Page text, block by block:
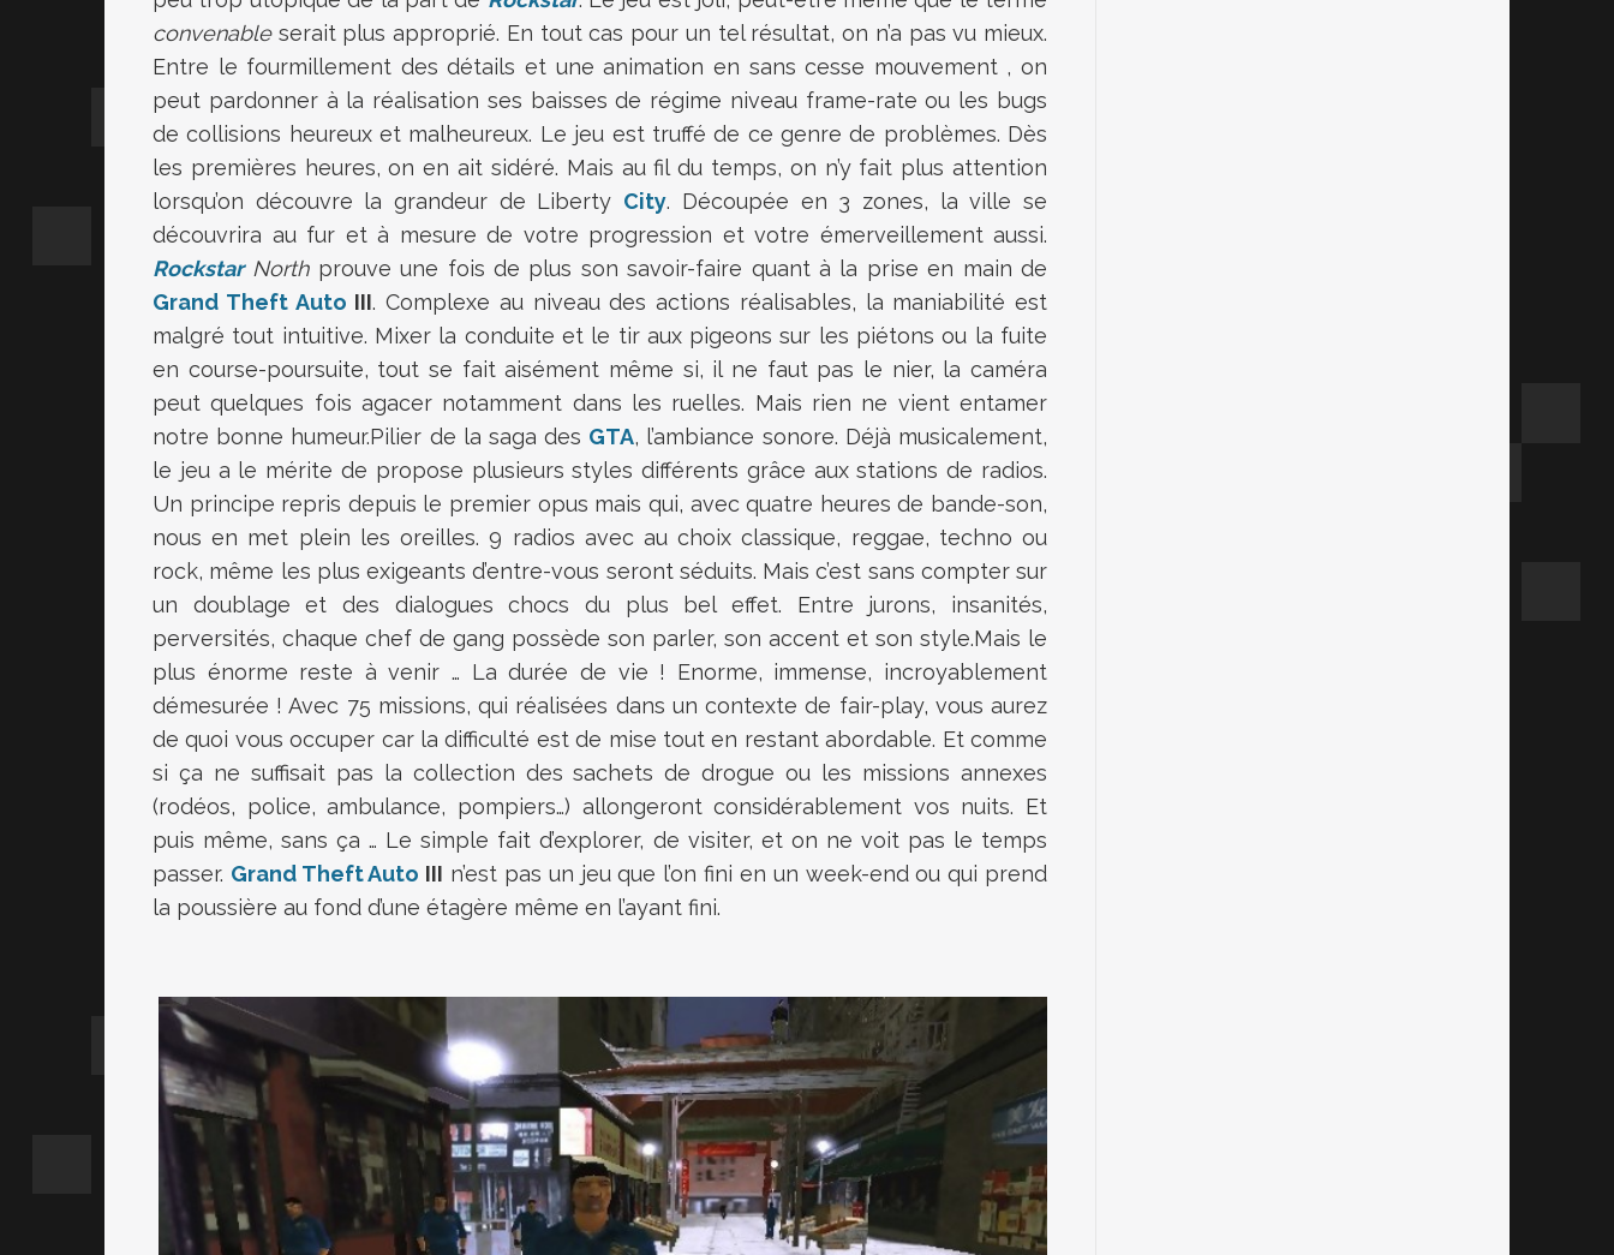
convenableserait plus approprié. En tout cas pour un tel résultat, on n’a pas vu mieux.
Entre le fourmillement des détails et une animation en sans cesse mouvement , on
peut pardonner à la réalisation ses baisses de régime niveau frame-rate ou les bugs
de collisions heureux et malheureux. Le jeu est truffé de ce genre de problèmes. Dès
les premières heures, on en ait sidéré. Mais au fil du temps, on n’y fait plus attention
lorsqu’on découvre la grandeur de Liberty City. Découpée en 3 zones, la ville se
découvrira au fur et à mesure de votre progression et votre émerveillement aussi.
RockstarNorthprouve une fois de plus son savoir-faire quant à la prise en main de
Grand Theft Auto III. Complexe au niveau des actions réalisables, la maniabilité est
malgré tout intuitive. Mixer la conduite et le tir aux pigeons sur les piétons ou la fuite
en course-poursuite, tout se fait aisément même si, il ne faut pas le nier, la caméra
peut quelques fois agacer notamment dans les ruelles. Mais rien ne vient entamer
notre bonne humeur.Pilier de la saga des GTA, l’ambiance sonore. Déjà musicalement,
le jeu a le mérite de propose plusieurs styles différents grâce aux stations de radios.
Un principe repris depuis le premier opus mais qui, avec quatre heures de bande-son,
nous en met plein les oreilles. 9 radios avec au choix classique, reggae, techno ou
rock, même les plus exigeants d’entre-vous seront séduits. Mais c’est sans compter sur
un doublage et des dialogues chocs du plus bel effet. Entre jurons, insanités,
perversités, chaque chef de gang possède son parler, son accent et son style.Mais le
plus énorme reste à venir … La durée de vie ! Enorme, immense, incroyablement
démesurée ! Avec 75 missions, qui réalisées dans un contexte de fair-play, vous aurez
de quoi vous occuper car la difficulté est de mise tout en restant abordable. Et comme
si ça ne suffisait pas la collection des sachets de drogue ou les missions annexes
(rodéos, police, ambulance, pompiers…) allongeront considérablement vos nuits. Et
puis même, sans ça … Le simple fait d’explorer, de visiter, et on ne voit pas le temps
passer. Grand Theft Auto III n’est pas un jeu que l’on fini en un week-end ou qui prend
la poussière au fond d’une étagère même en l’ayant fini.